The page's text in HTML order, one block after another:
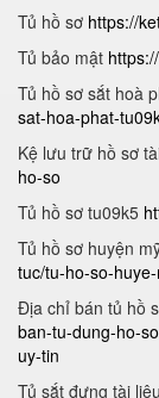
Tủ hồ sơ https://
Tủ bảo mật
Tủ hồ sơ sắt hoà
sat-hoa-phat-
Kệ lưu trữ hồ sơ
ho-so
Tủ hồ sơ tu09k5
Tủ hồ sơ huyện
tuc/tu-ho-so-
Địa chỉ bán tủ hồ
ban-tu-dung-ho-
uy-tin
Tủ sắt đựng tài